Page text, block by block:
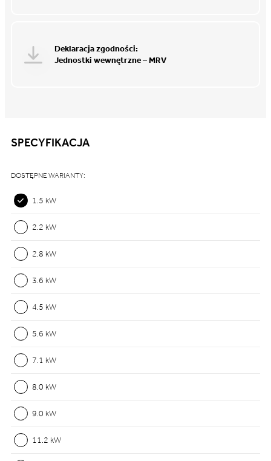
Deklaracja zgodności:
Jednostki wewnętrzne – MRV
SPECYFIKACJA
DOSTĘPNE WARIANTY:
1.5 kW
2.2 kW
2.8 kW
3.6 kW
4.5 kW
5.6 kW
7.1 kW
8.0 kW
9.0 kW
11.2 kW